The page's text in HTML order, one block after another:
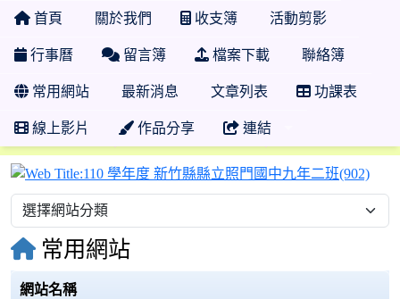
首頁 關於我們 收支簿 活動剪影
行事曆 留言簿 檔案下載 聯絡簿
常用網站 最新消息 文章列表 功課表
線上影片 作品分享 連結
110
常用網站
網站名稱